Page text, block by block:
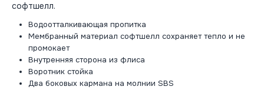
софтшелл.
Водоотталкивающая пропитка
Мембранный материал софтшелл сохраняет тепло и не
промокает
Внутренняя сторона из флиса
Воротник стойка
Два боковых кармана на молнии SBS